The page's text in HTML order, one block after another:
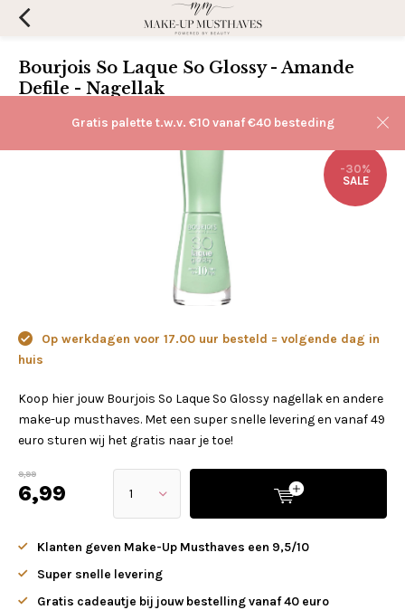
Gratis palette t.w.v. €10 vanaf €40 besteding
Bourjois So Laque So Glossy - Amande
Defile - Nagellak
-30%
SALE
Op werkdagen voor 17.00 uur besteld = volgende dag in
huis
Koop hier jouw Bourjois So Laque So Glossy nagellak en andere
make-up musthaves. Met een super snelle levering en vanaf 49
euro sturen wij het gratis naar je toe!
9,99
6,99
Klanten geven Make-Up Musthaves een 9,5/10
Super snelle levering
Gratis cadeautje bij jouw bestelling vanaf 40 euro